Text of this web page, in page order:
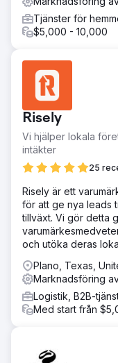
Tjänster för
$5,000 - 10,000
Risely
Vi hjälper lokala
intäkter
25
Risely är ett
för att ge nya leads
tillväxt. Vi gör detta
och utöka deras
Plano, Texas,
Marknadsföring
Logistik, B2B-
Med start från